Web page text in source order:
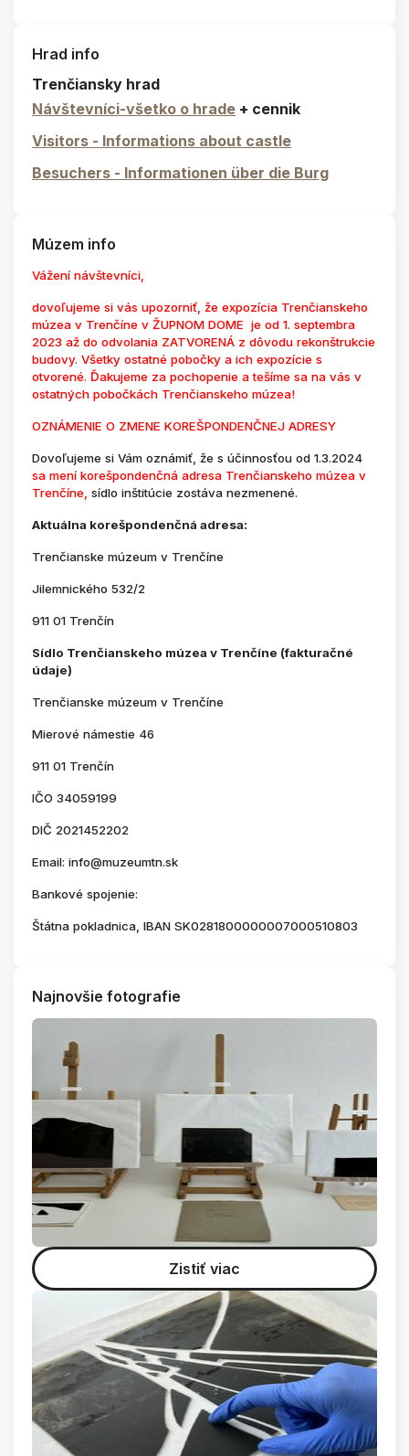
Hrad info
Trenčiansky hrad
Návštevníci-všetko o hrade + cennik
Visitors - Informations about castle
Besuchers - Informationen über die Burg
Múzem info
Vážení návštevníci,
dovoľujeme si vás upozorniť, že expozícia Trenčianskeho
múzea v Trenčíne v ŽUPNOM DOME je od 1. septembra
2023 až do odvolania ZATVORENÁ z dôvodu rekonštrukcie
budovy. Všetky ostatné pobočky a ich expozície s
otvorené. Ďakujeme za pochopenie a tešíme sa na vás v
ostatných pobočkách Trenčianskeho múzea!
OZNÁMENIE O ZMENE KOREŠPONDENČNEJ ADRESY
Dovoľujeme si Vám oznámiť, že s účinnosťou od 1.3.2024
sa mení korešpondenčná adresa Trenčianskeho múzea v
Trenčíne, sídlo inštitúcie zostáva nezmenené.
Aktuálna korešpondenčná adresa:
Trenčianske múzeum v Trenčíne
Jilemnického 532/2
911 01 Trenčín
Sídlo Trenčianskeho múzea v Trenčíne (fakturačné
údaje)
Trenčianske múzeum v Trenčíne
Mierové námestie 46
911 01 Trenčín
IČO 34059199
DIČ 2021452202
Email: info@muzeumtn.sk
Bankové spojenie:
Štátna pokladnica, IBAN SK0281800000007000510803
Najnovšie fotografie
Zistiť viac